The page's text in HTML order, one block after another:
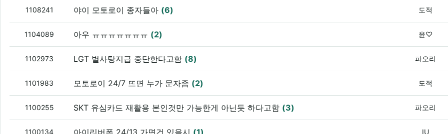
1108241 야이 모토로이 종자들아 (6) 도적
1104089 아우 ㅠㅠㅠㅠㅠㅠㅠ (2) 윤♡
1102973 LGT 별사탕지급 중단한다고함 (8) 파오리
1101983 모토로이 24/7 뜨면 누가 문자좀 (2) 도적
1100255 SKT 유심카드 재활용 본인것만 가능한게 아닌듯 하다고함 (3) 파오리
1100134 IU